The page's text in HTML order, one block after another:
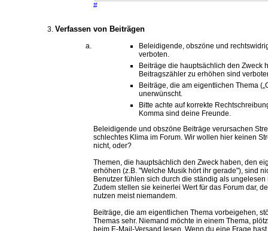
#
Verfassen von Beiträgen
Beleidigende, obszöne und
verboten.
Beiträge die hauptsächlich den Zweck
Beitragszähler zu erhöhen sind
Beiträge, die am eigentlichen Thema
unerwünscht.
Bitte achte auf korrekte
Komma sind deine Freunde.
Beleidigende und obszöne Beiträge verursachen
schlechtes Klima im Forum. Wir wollen hier keinen
nicht, oder?
Themen, die hauptsächlich den Zweck haben, den
erhöhen (z.B. "Welche Musik hört ihr gerade"), sind
Benutzer fühlen sich durch die ständig als ungelesen
Zudem stellen sie keinerlei Wert für das Forum dar,
nutzen meist niemandem.
Beiträge, die am eigentlichen Thema vorbeigehen,
Themas sehr. Niemand möchte in einem Thema,
beim E-Mail-Versand lesen. Wenn du eine Frage